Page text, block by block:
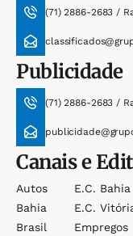
(71) 2886-2683 /
Publicidade
(71) 2886-2683 /
Canais e
Autos
Bahia
Brasil
E.c. Bahia
E.c.
Empregos